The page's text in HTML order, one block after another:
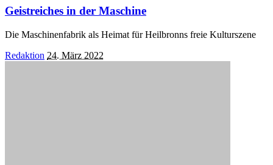
Geistreiches in der Maschine
Die Maschinenfabrik als Heimat für Heilbronns freie Kulturszene
Posted
Redaktion 24. März 2022